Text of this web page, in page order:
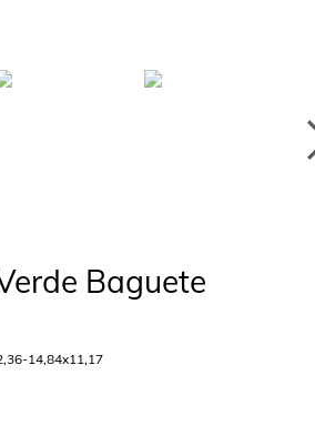
Baguete
14,84x11,17